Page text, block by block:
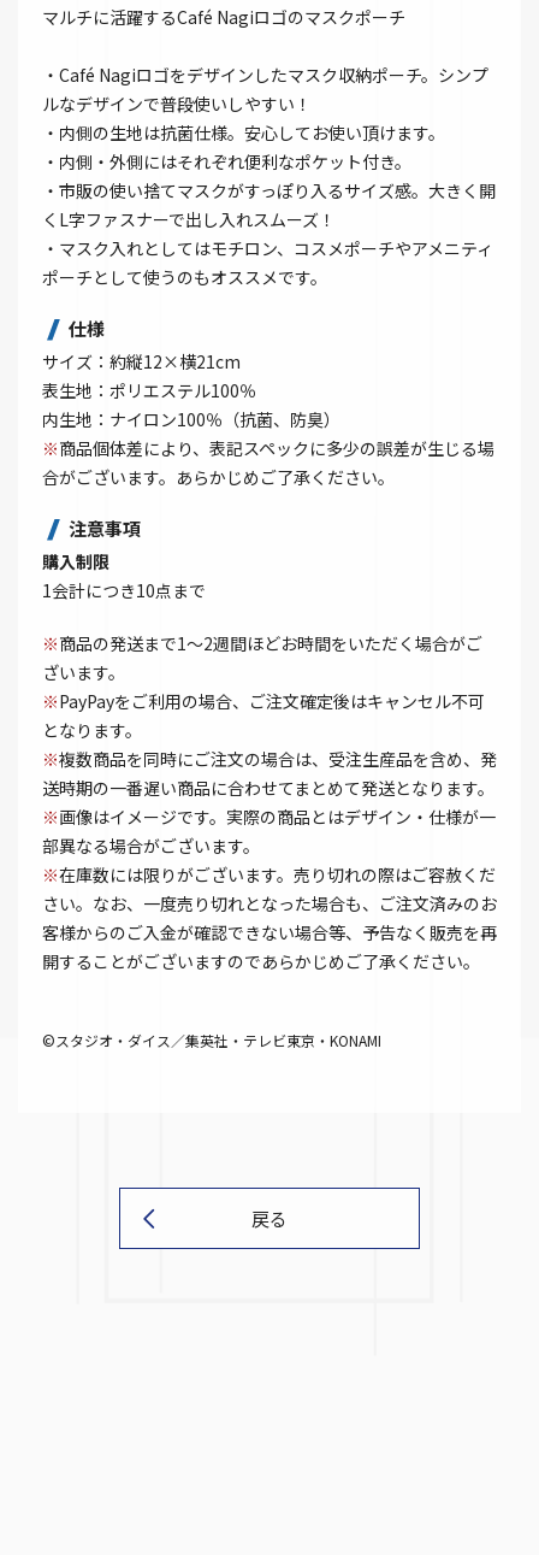
マルチに活躍するCafé Nagiロゴのマスクポーチ
・Café Nagiロゴをデザインしたマスク収納ポーチ。シンプ
ルなデザインで普段使いしやすい！
・内側の生地は抗菌仕様。安心してお使い頂けます。
・内側・外側にはそれぞれ便利なポケット付き。
・市販の使い捨てマスクがすっぽり入るサイズ感。大きく開
くL字ファスナーで出し入れスムーズ！
・マスク入れとしてはモチロン、コスメポーチやアメニティ
ポーチとして使うのもオススメです。
仕様
サイズ：約縦12×横21cm
表生地：ポリエステル100％
内生地：ナイロン100％（抗菌、防臭）
※商品個体差により、表記スペックに多少の誤差が生じる場
合がございます。あらかじめご了承ください。
注意事項
購入制限
1会計につき10点まで
※商品の発送まで1～2週間ほどお時間をいただく場合がご
ざいます。
※PayPayをご利用の場合、ご注文確定後はキャンセル不可
となります。
※複数商品を同時にご注文の場合は、受注生産品を含め、発
送時期の一番遅い商品に合わせてまとめて発送となります。
※画像はイメージです。実際の商品とはデザイン・仕様が一
部異なる場合がございます。
※在庫数には限りがございます。売り切れの際はご容赦くだ
さい。なお、一度売り切れとなった場合も、ご注文済みのお
客様からのご入金が確認できない場合等、予告なく販売を再
開することがございますのであらかじめご了承ください。
©スタジオ・ダイス／集英社・テレビ東京・KONAMI
戻る